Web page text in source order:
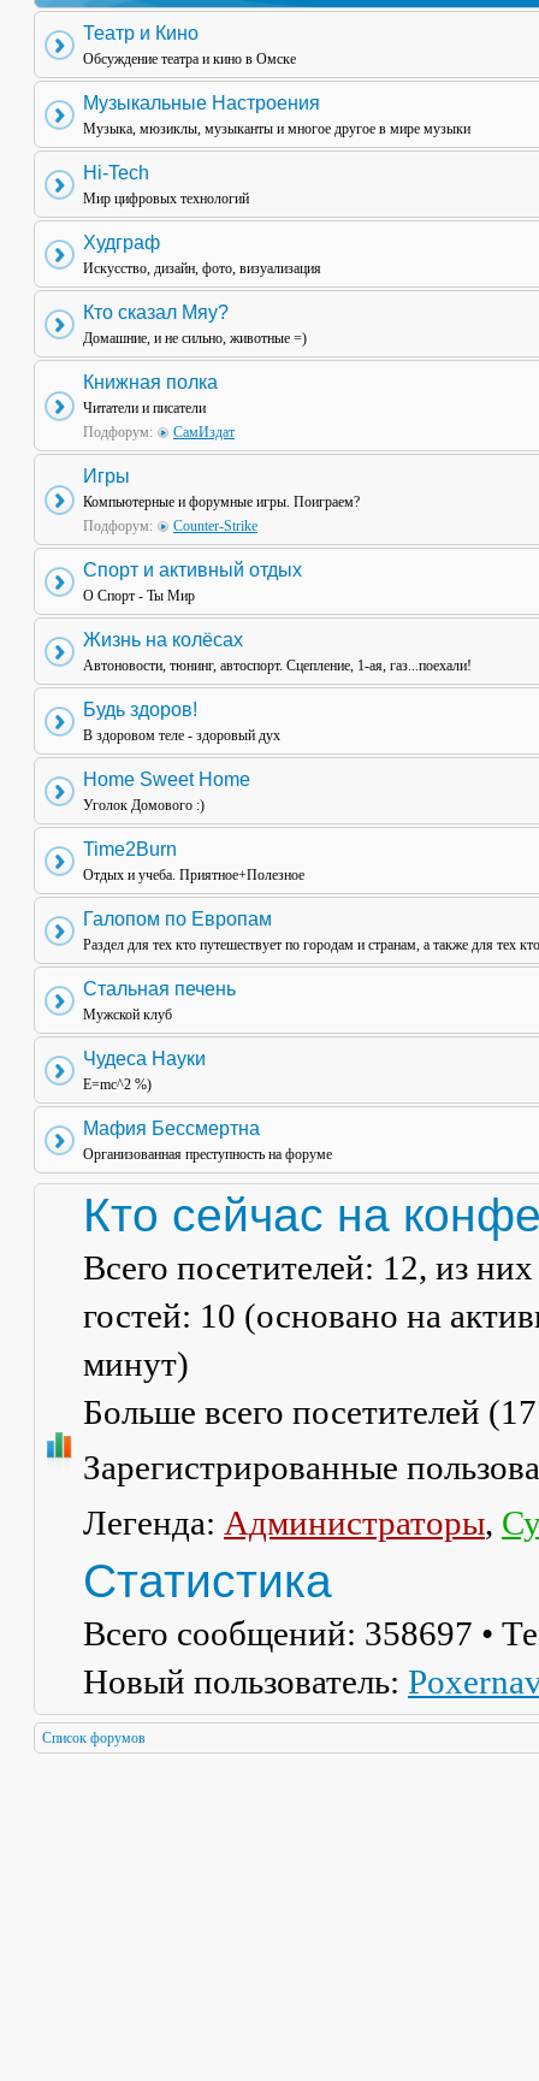
Театр и Кино
Обсуждение театра и кино в Омске
Музыкальные Настроения
Музыка, мюзиклы, музыканты и многое другое в мире музыки
Hi-Tech
Мир цифровых технологий
Худграф
Искусство, дизайн, фото, визуализация
Кто сказал Мяу?
Домашние, и не сильно, животные =)
Книжная полка
Читатели и писатели
Подфорум:
СамИздат
Игры
Компьютерные и форумные игры. Поиграем?
Подфорум:
Counter-Strike
Спорт и активный отдых
О Спорт - Ты Мир
Жизнь на колёсах
Автоновости, тюнинг, автоспорт. Сцепление, 1-ая, газ...поехали!
Будь здоров!
В здоровом теле - здоровый дух
Home Sweet Home
Уголок Домового :)
Time2Burn
Отдых и учеба. Приятное+Полезное
Галопом по Европам
Раздел для тех кто путешествует по городам и странам, а также для тех
Стальная печень
Мужской клуб
Чудеса Науки
E=mc^2 %)
Мафия Бессмертна
Организованная преступность на форуме
Кто сейчас на
Всего посетителей: 12, из
гостей: 10 (основано на
минут)
Больше всего посетителей (
Зарегистрированные
Легенда: Администраторы,
Статистика
Всего сообщений: 358697 •
Новый пользователь:
Список форумов